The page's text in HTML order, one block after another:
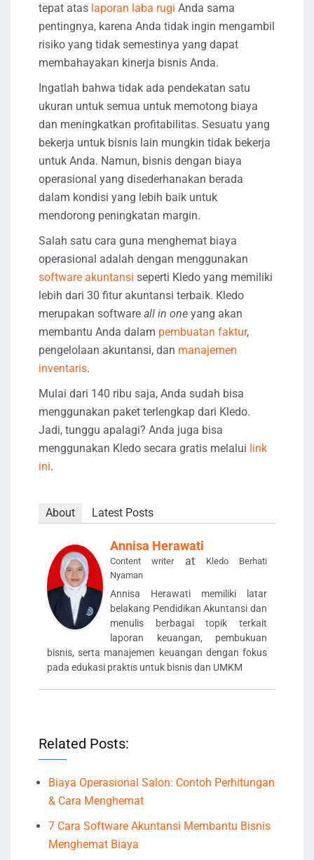
tepat atas laporan laba rugi Anda sama
pentingnya, karena Anda tidak ingin mengambil
risiko yang tidak semestinya yang dapat
membahayakan kinerja bisnis Anda.
Ingatlah bahwa tidak ada pendekatan satu
ukuran untuk semua untuk memotong biaya
dan meningkatkan profitabilitas. Sesuatu yang
bekerja untuk bisnis lain mungkin tidak bekerja
untuk Anda. Namun, bisnis dengan biaya
operasional yang disederhanakan berada
dalam kondisi yang lebih baik untuk
mendorong peningkatan margin.
Salah satu cara guna menghemat biaya
operasional adalah dengan menggunakan
software akuntansi seperti Kledo yang memiliki
lebih dari 30 fitur akuntansi terbaik. Kledo
merupakan software all in one yang akan
membantu Anda dalam pembuatan faktur,
pengelolaan akuntansi, dan manajemen
inventaris.
Mulai dari 140 ribu saja, Anda sudah bisa
menggunakan paket terlengkap dari Kledo.
Jadi, tunggu apalagi? Anda juga bisa
menggunakan Kledo secara gratis melalui link
ini.
About Latest Posts
Annisa Herawati
Content writerat
Kledo Berhati
Nyaman
Annisa Herawati memiliki latar
belakang Pendidikan Akuntansi dan
menulis berbagai topik terkait
laporan keuangan, pembukuan
bisnis, serta manajemen keuangan dengan fokus
pada edukasi praktis untuk bisnis dan UMKM
Related Posts:
Biaya Operasional Salon: Contoh Perhitungan
& Cara Menghemat
7 Cara Software Akuntansi Membantu Bisnis
Menghemat Biaya